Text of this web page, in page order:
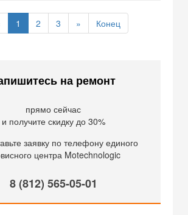
1 2 3 » Конец
на ремонт
прямо сейчас
и получите скидку до 30%
заявку по телефону единого
центра Motechnologic
8 (812) 565-05-01